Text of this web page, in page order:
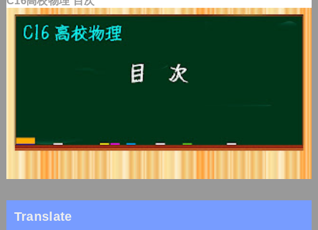
Translate